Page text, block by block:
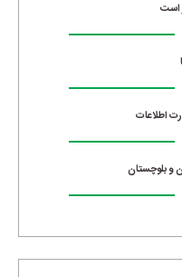
است
و بلوچستان